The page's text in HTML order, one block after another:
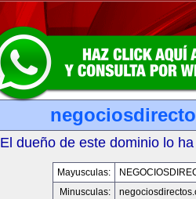
El dueño de este dominio lo
Mayusculas:
Minusculas: